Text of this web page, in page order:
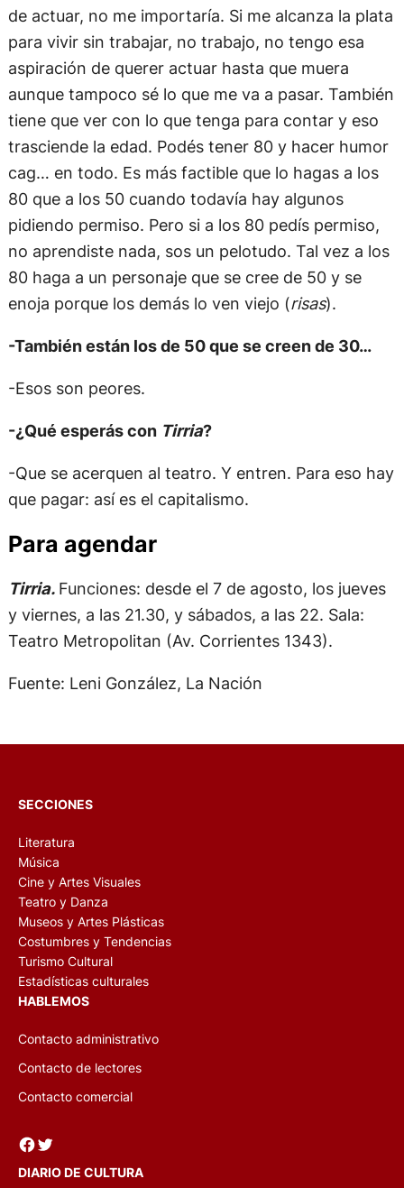
de actuar, no me importaría. Si me alcanza la plata
para vivir sin trabajar, no trabajo, no tengo esa
aspiración de querer actuar hasta que muera
aunque tampoco sé lo que me va a pasar. También
tiene que ver con lo que tenga para contar y eso
trasciende la edad. Podés tener 80 y hacer humor
cag… en todo. Es más factible que lo hagas a los
80 que a los 50 cuando todavía hay algunos
pidiendo permiso. Pero si a los 80 pedís permiso,
no aprendiste nada, sos un pelotudo. Tal vez a los
80 haga a un personaje que se cree de 50 y se
enoja porque los demás lo ven viejo (risas).
-También están los de 50 que se creen de 30…
-Esos son peores.
-¿Qué esperás con Tirria?
-Que se acerquen al teatro. Y entren. Para eso hay
que pagar: así es el capitalismo.
Para agendar
Tirria. Funciones: desde el 7 de agosto, los jueves
y viernes, a las 21.30, y sábados, a las 22. Sala:
Teatro Metropolitan (Av. Corrientes 1343).
Fuente: Leni González, La Nación
SECCIONES
Literatura
Música
Cine y Artes Visuales
Teatro y Danza
Museos y Artes Plásticas
Costumbres y Tendencias
Turismo Cultural
Estadísticas culturales
HABLEMOS
Contacto administrativo
Contacto de lectores
Contacto comercial
Facebook Twitter
DIARIO DE CULTURA